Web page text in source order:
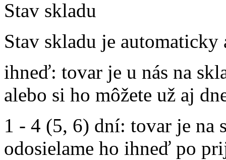
Stav skladu
Stav skladu je
ihneď: tovar je u nás na
alebo si ho môžete už aj
1 - 4 (5, 6) dní: tovar je na
odosielame ho ihneď po